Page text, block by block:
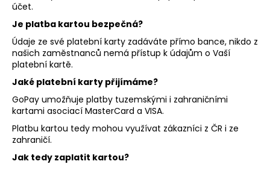
účet.
Je platba kartou bezpečná?
Údaje ze své platební karty zadáváte přímo bance, nikdo z
našich zaměstnanců nemá přístup k údajům o Vaší
platební kartě.
Jaké platební karty přijímáme?
GoPay umožňuje platby tuzemskými i zahraničními
kartami asociací MasterCard a VISA.
Platbu kartou tedy mohou využívat zákazníci z ČR i ze
zahraničí.
Jak tedy zaplatit kartou?
n
a
j
í
t
?